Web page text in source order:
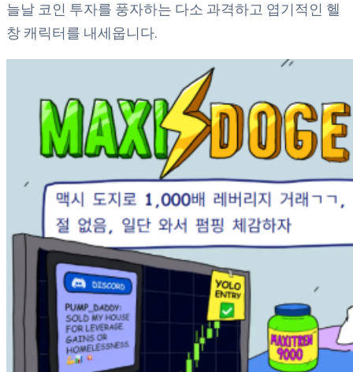
늘날 코인 투자를 풍자하는 다소 과격하고 엽기적인 헬
창 캐릭터를 내세웁니다.